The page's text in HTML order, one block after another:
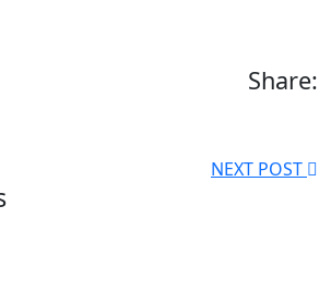
Share:
NEXT POST